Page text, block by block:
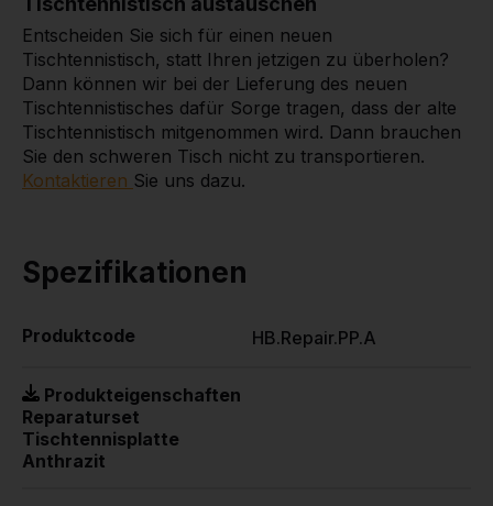
Entscheiden Sie sich für einen neuen
Tischtennistisch, statt Ihren jetzigen zu überholen?
Dann können wir bei der Lieferung des neuen
Tischtennistisches dafür Sorge tragen, dass der alte
Tischtennistisch mitgenommen wird. Dann brauchen
Sie den schweren Tisch nicht zu transportieren.
Kontaktieren Sie uns dazu.
Spezifikationen
Produktcode HB.Repair.PP.A
Produkteigenschaften
Reparaturset
Tischtennisplatte
Anthrazit